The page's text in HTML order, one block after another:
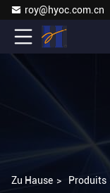
roy@hyoc.com.cn
Zu Hause > Produits